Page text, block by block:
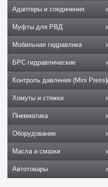
Адаптеры и соединения
Муфты для РВД
Мобильная гидравлика
БРС гидравлические
Контроль давления (Mini Press)
Хомуты и стяжки
Пневматика
Оборудование
Масла и смазки
Автотовары